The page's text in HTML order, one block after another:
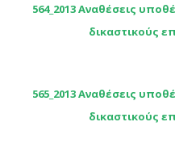
564_2013 Αναθέσεις
δικαστικούς
565_2013 Αναθέσεις
δικαστικούς